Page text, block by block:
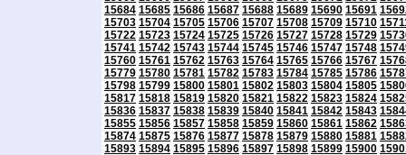
15684 15685 15686 15687 15688 15689 15690 15691
15703 15704 15705 15706 15707 15708 15709 15710
15722 15723 15724 15725 15726 15727 15728 15729
15741 15742 15743 15744 15745 15746 15747 15748
15760 15761 15762 15763 15764 15765 15766 15767
15779 15780 15781 15782 15783 15784 15785 15786
15798 15799 15800 15801 15802 15803 15804 15805
15817 15818 15819 15820 15821 15822 15823 15824
15836 15837 15838 15839 15840 15841 15842 15843
15855 15856 15857 15858 15859 15860 15861 15862
15874 15875 15876 15877 15878 15879 15880 15881
15893 15894 15895 15896 15897 15898 15899 15900